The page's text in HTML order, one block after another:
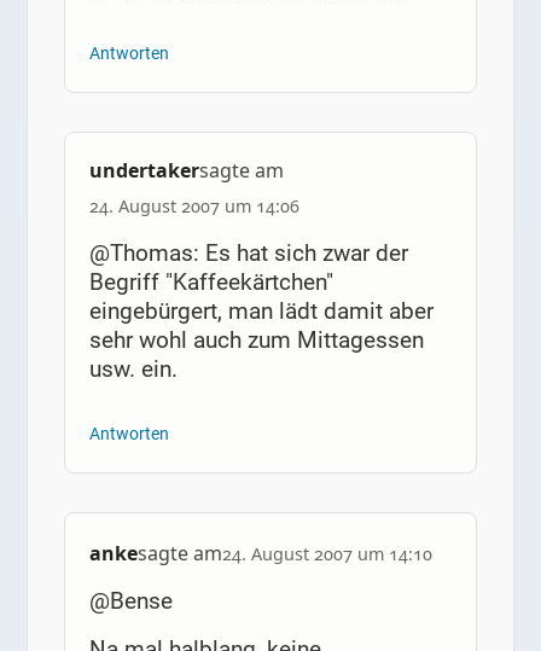
Antworten
undertakersagte am
24. August 2007 um 14:06
@Thomas: Es hat sich zwar der
Begriff "Kaffeekärtchen"
eingebürgert, man lädt damit aber
sehr wohl auch zum Mittagessen
usw. ein.
Antworten
ankesagte am24. August 2007 um 14:10
@Bense